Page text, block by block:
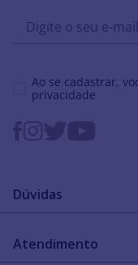
Ao se cadastrar,
privacidade
Dúvidas
Guia de medidas
Atendimento